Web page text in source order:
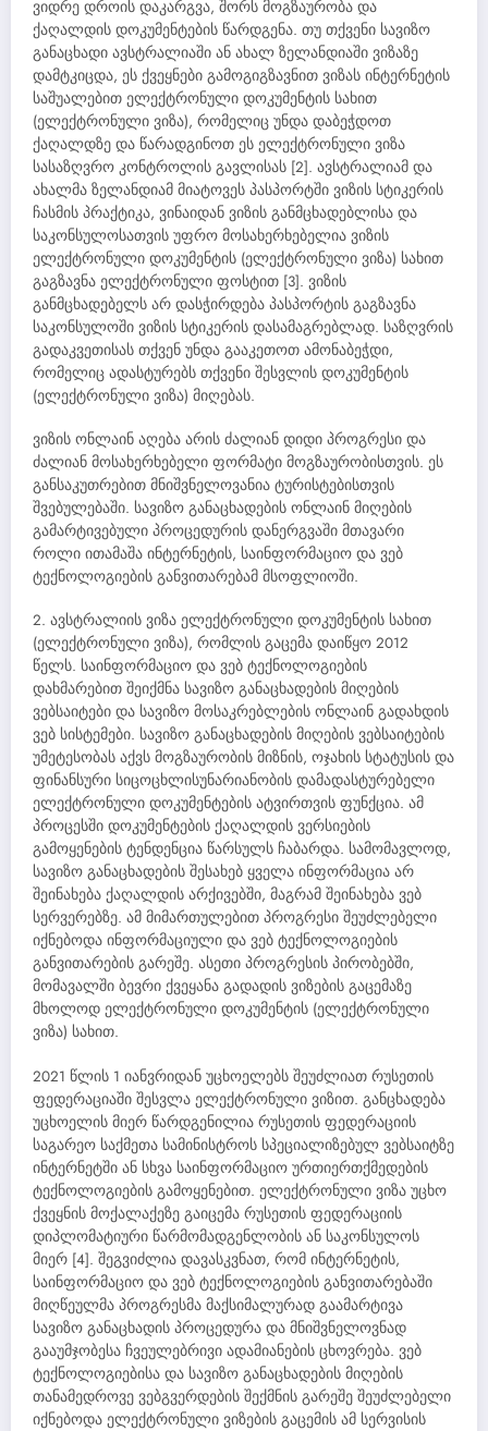
ვიდრე დროის დაკარგვა, შორს მოგზაურობა და
ქაღალდის დოკუმენტების წარდგენა. თუ თქვენი სავიზო
განაცხადი ავსტრალიაში ან ახალ ზელანდიაში ვიზაზე
დამტკიცდა, ეს ქვეყნები გამოგიგზავნით ვიზას ინტერნეტის
საშუალებით ელექტრონული დოკუმენტის სახით
(ელექტრონული ვიზა), რომელიც უნდა დაბეჭდოთ
ქაღალდზე და წარადგინოთ ეს ელექტრონული ვიზა
სასაზღვრო კონტროლის გავლისას [2]. ავსტრალიამ და
ახალმა ზელანდიამ მიატოვეს პასპორტში ვიზის სტიკერის
ჩასმის პრაქტიკა, ვინაიდან ვიზის განმცხადებლისა და
საკონსულოსათვის უფრო მოსახერხებელია ვიზის
ელექტრონული დოკუმენტის (ელექტრონული ვიზა) სახით
გაგზავნა ელექტრონული ფოსტით [3]. ვიზის
განმცხადებელს არ დასჭირდება პასპორტის გაგზავნა
საკონსულოში ვიზის სტიკერის დასამაგრებლად. საზღვრის
გადაკვეთისას თქვენ უნდა გააკეთოთ ამონაბეჭდი,
რომელიც ადასტურებს თქვენი შესვლის დოკუმენტის
(ელექტრონული ვიზა) მიღებას.
ვიზის ონლაინ აღება არის ძალიან დიდი პროგრესი და
ძალიან მოსახერხებელი ფორმატი მოგზაურობისთვის. ეს
განსაკუთრებით მნიშვნელოვანია ტურისტებისთვის
შვებულებაში. სავიზო განაცხადების ონლაინ მიღების
გამარტივებული პროცედურის დანერგვაში მთავარი
როლი ითამაშა ინტერნეტის, საინფორმაციო და ვებ
ტექნოლოგიების განვითარებამ მსოფლიოში.
2. ავსტრალიის ვიზა ელექტრონული დოკუმენტის სახით
(ელექტრონული ვიზა), რომლის გაცემა დაიწყო 2012
წელს. საინფორმაციო და ვებ ტექნოლოგიების
დახმარებით შეიქმნა სავიზო განაცხადების მიღების
ვებსაიტები და სავიზო მოსაკრებლების ონლაინ გადახდის
ვებ სისტემები. სავიზო განაცხადების მიღების ვებსაიტების
უმეტესობას აქვს მოგზაურობის მიზნის, ოჯახის სტატუსის და
ფინანსური სიცოცხლისუნარიანობის დამადასტურებელი
ელექტრონული დოკუმენტების ატვირთვის ფუნქცია. ამ
პროცესში დოკუმენტების ქაღალდის ვერსიების
გამოყენების ტენდენცია წარსულს ჩაბარდა. სამომავლოდ,
სავიზო განაცხადების შესახებ ყველა ინფორმაცია არ
შეინახება ქაღალდის არქივებში, მაგრამ შეინახება ვებ
სერვერებზე. ამ მიმართულებით პროგრესი შეუძლებელი
იქნებოდა ინფორმაციული და ვებ ტექნოლოგიების
განვითარების გარეშე. ასეთი პროგრესის პირობებში,
მომავალში ბევრი ქვეყანა გადადის ვიზების გაცემაზე
მხოლოდ ელექტრონული დოკუმენტის (ელექტრონული
ვიზა) სახით.
2021 წლის 1 იანვრიდან უცხოელებს შეუძლიათ რუსეთის
ფედერაციაში შესვლა ელექტრონული ვიზით. განცხადება
უცხოელის მიერ წარდგენილია რუსეთის ფედერაციის
საგარეო საქმეთა სამინისტროს სპეციალიზებულ ვებსაიტზე
ინტერნეტში ან სხვა საინფორმაციო ურთიერთქმედების
ტექნოლოგიების გამოყენებით. ელექტრონული ვიზა უცხო
ქვეყნის მოქალაქეზე გაიცემა რუსეთის ფედერაციის
დიპლომატიური წარმომადგენლობის ან საკონსულოს
მიერ [4]. შეგვიძლია დავასკვნათ, რომ ინტერნეტის,
საინფორმაციო და ვებ ტექნოლოგიების განვითარებაში
მიღწეულმა პროგრესმა მაქსიმალურად გაამარტივა
სავიზო განაცხადის პროცედურა და მნიშვნელოვნად
გააუმჯობესა ჩვეულებრივი ადამიანების ცხოვრება. ვებ
ტექნოლოგიებისა და სავიზო განაცხადების მიღების
თანამედროვე ვებგვერდების შექმნის გარეშე შეუძლებელი
იქნებოდა ელექტრონული ვიზების გაცემის ამ სერვისის